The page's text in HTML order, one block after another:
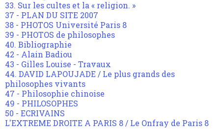
33. Sur les cultes et la « religion. »
37 - PLAN DU SITE 2007
38 - PHOTOS Université Paris 8
39 - PHOTOS de philosophes
40. Bibliographie
42 - Alain Badiou
43 - Gilles Louise - Travaux
44. DAVID LAPOUJADE / Le plus grands des
philosophes vivants
47 - Philosophie chinoise
49 - PHILOSOPHES
50 - ECRIVAINS
L'EXTREME DROITE A PARIS 8 / Le Onfray de Paris 8